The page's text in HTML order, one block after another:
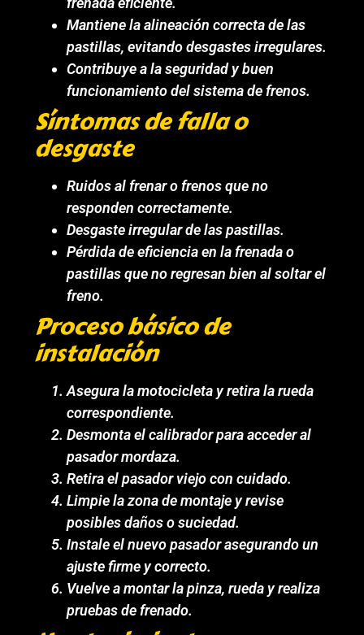
Mantiene la alineación correcta de las
pastillas, evitando desgastes irregulares.
Contribuye a la seguridad y buen
funcionamiento del sistema de frenos.
Síntomas de falla o
desgaste
Ruidos al frenar o frenos que no
responden correctamente.
Desgaste irregular de las pastillas.
Pérdida de eficiencia en la frenada o
pastillas que no regresan bien al soltar el
freno.
Proceso básico de
instalación
Asegura la motocicleta y retira la rueda
correspondiente.
Desmonta el calibrador para acceder al
pasador mordaza.
Retira el pasador viejo con cuidado.
Limpie la zona de montaje y revise
posibles daños o suciedad.
Instale el nuevo pasador asegurando un
ajuste firme y correcto.
Vuelve a montar la pinza, rueda y realiza
pruebas de frenado.